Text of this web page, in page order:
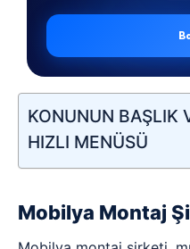
KONUNUN BAŞLIK
HIZLI MENÜSÜ
Mobilya Montaj